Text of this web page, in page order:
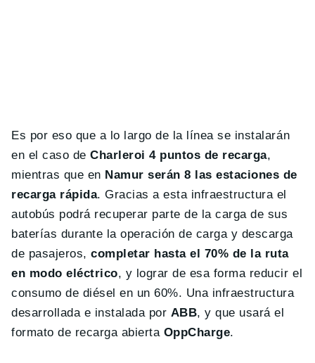
Es por eso que a lo largo de la línea se instalarán
en el caso deCharleroi 4 puntos de recarga,
mientras que en Namur serán 8 las estaciones de
recarga rápida. Gracias a esta infraestructura el
autobús podrá recuperar parte de la carga de sus
baterías durante la operación de carga y descarga
de pasajeros,completar hasta el 70% de la ruta
en modo eléctrico, y lograr de esa forma reducir el
consumo de diésel en un 60%. Una infraestructura
desarrollada e instalada por ABB, y que usará el
formato de recarga abierta OppCharge.